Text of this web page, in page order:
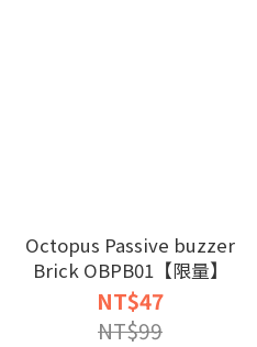
Octopus Passive buzzer
Brick OBPB01【限量】
NT$47
NT$99